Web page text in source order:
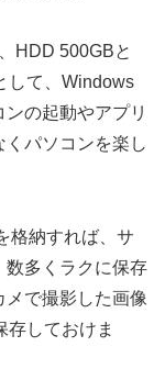
HDD 500GBと
して、Windows
の起動やアプリ
パソコンを楽し
格納すれば、サ
数多くラクに保存
メで撮影した画像
存しておけま